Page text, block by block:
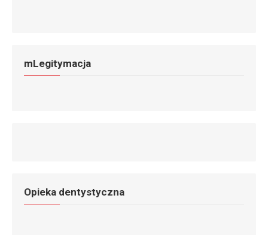
mLegitymacja
Opieka dentystyczna